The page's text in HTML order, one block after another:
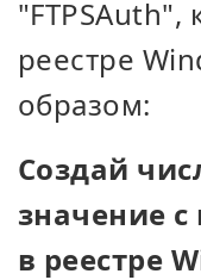
"FTPSAuth",
реестре
образом:
Создай
значение
в реестре